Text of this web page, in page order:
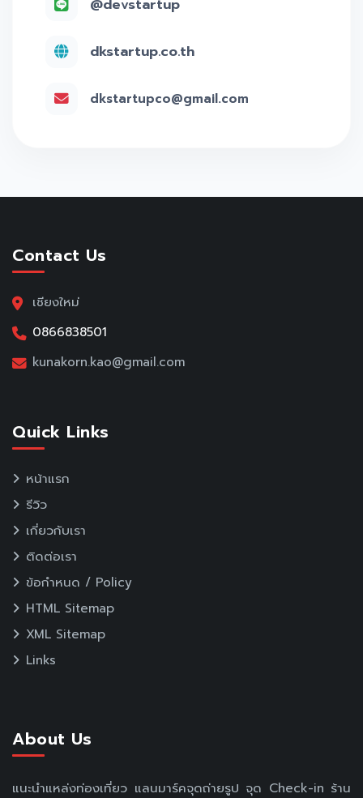
@devstartup
dkstartup.co.th
dkstartupco@gmail.com
Contact Us
เชียงใหม่
0866838501
kunakorn.kao@gmail.com
Quick Links
หน้าแรก
รีวิว
เกี่ยวกับเรา
ติดต่อเรา
ข้อกำหนด / Policy
HTML Sitemap
XML Sitemap
Links
About Us
แนะนำแหล่งท่องเที่ยว แลนมาร์คจุดถ่ายรูป จุด Check-in ร้าน